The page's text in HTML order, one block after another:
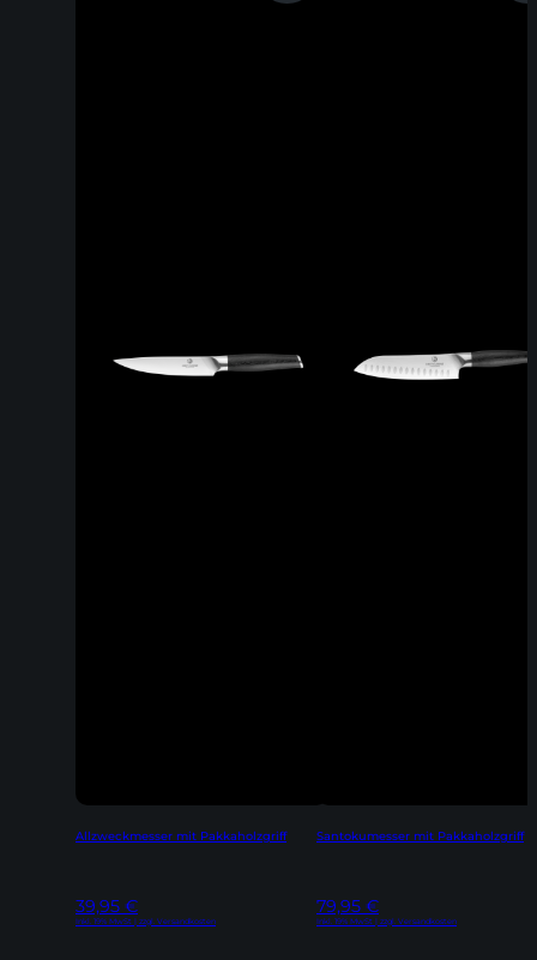
Allzweckmesser mit Pakkaholzgriff
39,95 €
Inkl. 19% MwSt | zzgl. Versandkosten
Santokumesser mit Pakkaholzgriff
79,95 €
Inkl. 19% MwSt | zzgl. Versandkosten